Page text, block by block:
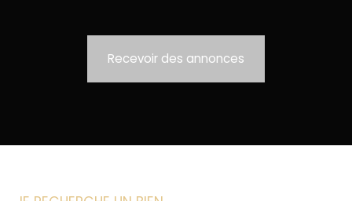
Recevoir des annonces